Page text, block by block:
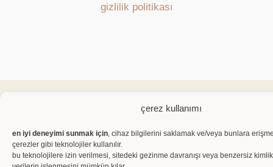
çerez kullanımı
en iyi deneyimi sunmak için, cihaz bilgilerini saklamak ve/veya bunlara
çerezler gibi teknolojiler kullanılır.
bu teknolojilere izin verilmesi, sitedeki gezinme davranışı veya benzersiz
gizlilik politikası